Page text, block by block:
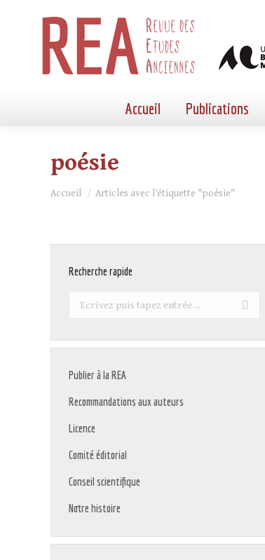
Accueil Publications
poésie
Vous êtes ici :
Accueil Articles avec l’étiquette "poésie"
Recherche rapide
Recherche
Publier à la REA
Recommandations aux auteurs
Licence
Comité éditorial
Conseil scientifique
Notre histoire